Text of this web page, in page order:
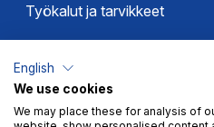
Työkalut ja tarvikkeet
Altech
Alterna
English
We use cookies
We may place these for analysis of